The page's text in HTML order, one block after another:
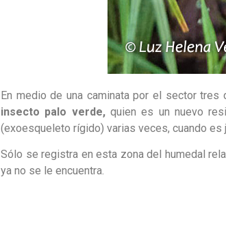
En medio de una caminata por el sector tres
insecto palo verde,quien es un nuevo
(exoesqueleto rígido) varias veces, cuando es
Sólo se registra en esta zona del humedal
ya no se le encuentra.